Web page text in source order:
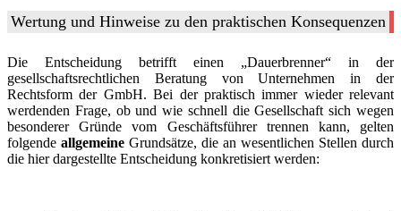
Wertung und Hinweise zu den praktischen Konsequenzen
Die Entscheidung betrifft einen „Dauerbrenner“ in der
gesellschaftsrechtlichen Beratung von Unternehmen in der
Rechtsform der GmbH. Bei der praktisch immer wieder relevant
werdenden Frage, ob und wie schnell die Gesellschaft sich wegen
besonderer Gründe vom Geschäftsführer trennen kann, gelten
folgende allgemeine Grundsätze, die an wesentlichen Stellen durch
die hier dargestellte Entscheidung konkretisiert werden: